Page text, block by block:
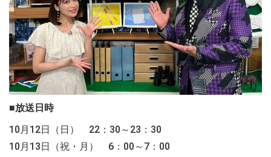
■放送日時
10月12日（日） 22：30～23：30
10月13日（祝・月） 6：00～7：00